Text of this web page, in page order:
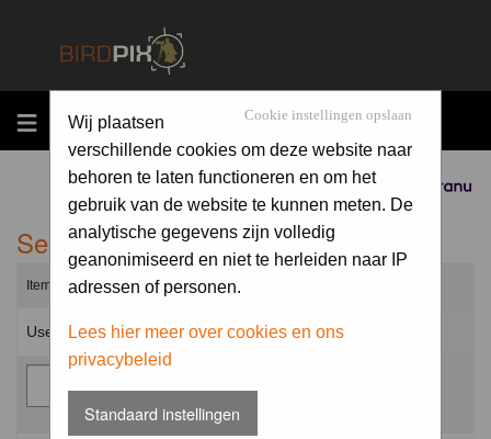
MENU
Sponsored by
Cookie instellingen opslaan
Wij plaatsen
verschillende cookies om deze website naar
behoren te laten functioneren en om het
gebruik van de website te kunnen meten. De
analytische gegevens zijn volledig
geanonimiseerd en niet te herleiden naar IP
adressen of personen.
Lees hier meer over cookies en ons
privacybeleid
Standaard instellingen
Send me a new password
Items marked with a * are required unless stated otherwise.
Username: *